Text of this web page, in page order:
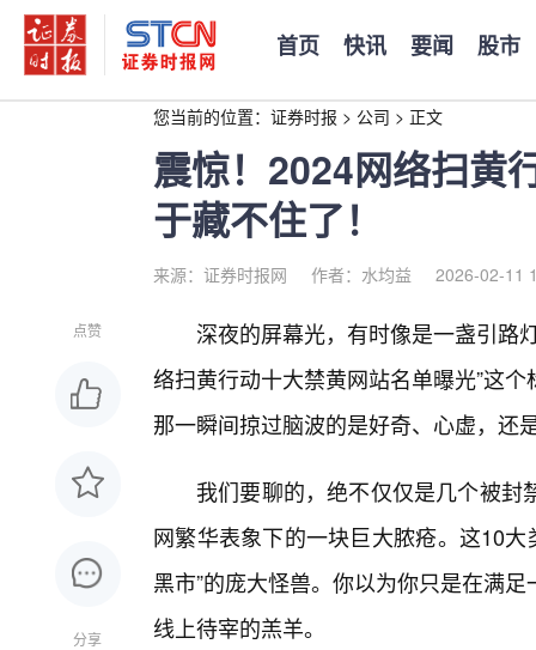
首页 快讯 要闻 股市
您当前的位置： 证券时报 > 公司 > 正文
震惊！2024网络扫黄
于藏不住了！
来源：证券时报网 作者：水均益 2026-02-11
点赞
分享
深夜的屏幕光，有时像是一盏引路
络扫黄行动十大禁黄网站名单曝光”这
那一瞬间掠过脑波的是好奇、心虚，还
我们要聊的，绝不仅仅是几个被
网繁华表象下的一块巨大脓疮。这10大
黑市”的庞大怪兽。你以为你只是在满
线上待宰的羔羊。